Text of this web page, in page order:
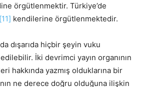
örgütlenmektir. Türkiye’de
[11] kendilerine örgütlenmektedir.
dışarıda hiçbir şeyin vuku
İki devrimci yayın organının
hakkında yazmış olduklarına bir
ne derece doğru olduğuna ilişkin